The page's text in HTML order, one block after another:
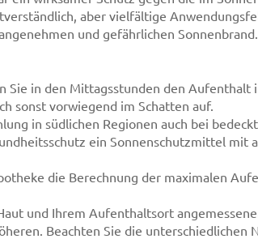
aber vielfältige
und gefährlichen Sonnenbrand.
Sie in den Mittagsstunden den Aufenthalt
sonst vorwiegend im Schatten auf.
in südlichen Regionen auch bei
ein Sonnenschutzmittel mit
die Berechnung der maximalen
und Ihrem Aufenthaltsort
Beachten Sie die unterschiedlichen